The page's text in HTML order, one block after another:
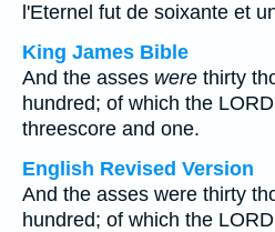
l'Eternel fut de soixante et
King James Bible
And the asses were thirty
hundred; of which the
threescore and one.
English Revised Version
And the asses were thirty
hundred; of which the